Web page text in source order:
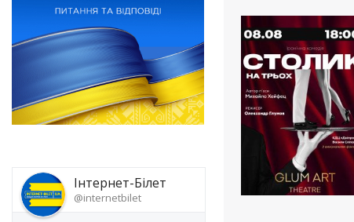
Інтернет-Білет
@internetbilet